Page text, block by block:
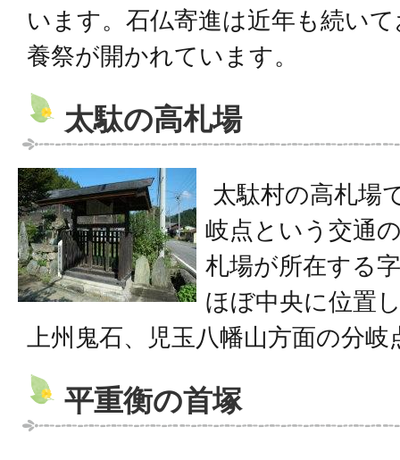
います。石仏寄進は近年も続い
養祭が開かれています。
太駄の高札場
太駄村の高札場
岐点という交通
札場が所在する
ほぼ中央に位置
上州鬼石、児玉八幡山方面の分
平重衡の首塚